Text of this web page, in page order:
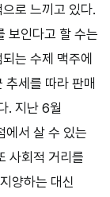
로 느끼고 있다.
보인다고 할 수는
는 수제 맥주에
추세를 따라 판매
. 지난 6월
에서 살 수 있는
사회적 거리를
양하는 대신